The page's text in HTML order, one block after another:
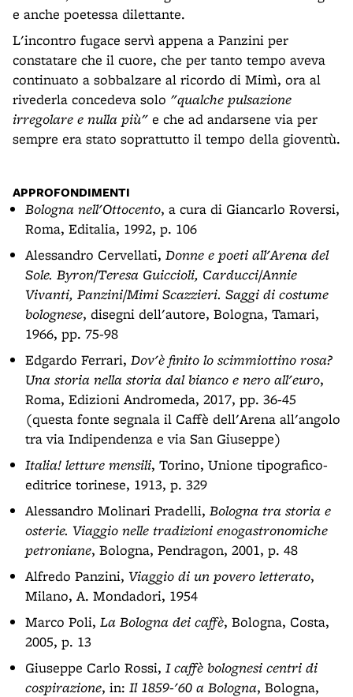
e anche poetessa dilettante.
L'incontro fugace servì appena a Panzini per
constatare che il cuore, che per tanto tempo aveva
continuato a sobbalzare al ricordo di Mimì, ora al
rivederla concedeva solo "qualche pulsazione
irregolare e nulla più" e che ad andarsene via per
sempre era stato soprattutto il tempo della gioventù.
APPROFONDIMENTI
Bologna nell'Ottocento, a cura di Giancarlo Roversi,
Roma, Editalia, 1992, p. 106
Alessandro Cervellati, Donne e poeti all'Arena del
Sole. Byron/Teresa Guiccioli, Carducci/Annie
Vivanti, Panzini/Mimi Scazzieri. Saggi di costume
bolognese, disegni dell'autore, Bologna, Tamari,
1966, pp. 75-98
Edgardo Ferrari, Dov'è finito lo scimmiottino rosa?
Una storia nella storia dal bianco e nero all'euro,
Roma, Edizioni Andromeda, 2017, pp. 36-45
(questa fonte segnala il Caffè dell'Arena all'angolo
tra via Indipendenza e via San Giuseppe)
Italia! letture mensili, Torino, Unione tipografico-
editrice torinese, 1913, p. 329
Alessandro Molinari Pradelli, Bologna tra storia e
osterie. Viaggio nelle tradizioni enogastronomiche
petroniane, Bologna, Pendragon, 2001, p. 48
Alfredo Panzini, Viaggio di un povero letterato,
Milano, A. Mondadori, 1954
Marco Poli, La Bologna dei caffè, Bologna, Costa,
2005, p. 13
Giuseppe Carlo Rossi, I caffè bolognesi centri di
cospirazione, in: Il 1859-'60 a Bologna, Bologna,